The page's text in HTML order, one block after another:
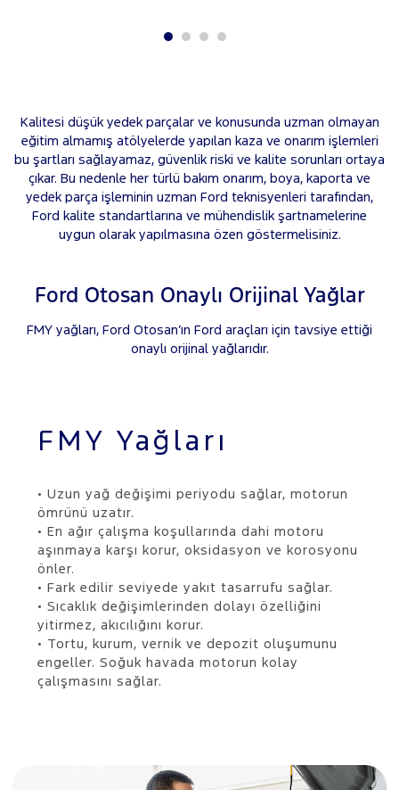
Kalitesi düşük yedek parçalar ve konusunda uzman olmayan
eğitim almamış atölyelerde yapılan kaza ve onarım işlemleri
bu şartları sağlayamaz, güvenlik riski ve kalite sorunları ortaya
çıkar. Bu nedenle her türlü bakım onarım, boya, kaporta ve
yedek parça işleminin uzman Ford teknisyenleri tarafından,
Ford kalite standartlarına ve mühendislik şartnamelerine
uygun olarak yapılmasına özen göstermelisiniz.
Ford Otosan Onaylı Orijinal Yağlar
FMY yağları, Ford Otosan’ın Ford araçları için tavsiye ettiği
onaylı orijinal yağlarıdır.
FMY Yağları
• Uzun yağ değişimi periyodu sağlar, motorun
ömrünü uzatır.
• En ağır çalışma koşullarında dahi motoru
aşınmaya karşı korur, oksidasyon ve korosyonu
önler.
• Fark edilir seviyede yakıt tasarrufu sağlar.
• Sıcaklık değişimlerinden dolayı özelliğini
yitirmez, akıcılığını korur.
• Tortu, kurum, vernik ve depozit oluşumunu
engeller. Soğuk havada motorun kolay
çalışmasını sağlar.